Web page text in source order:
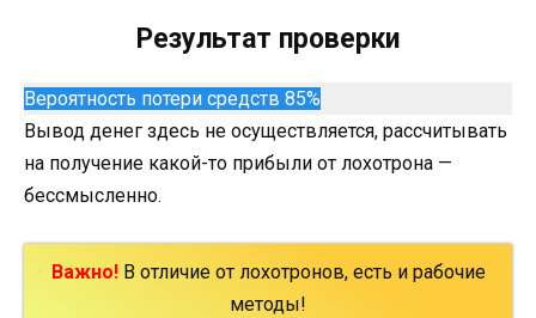
Результат проверки
Вероятность потери средств 85%
Вывод денег здесь не осуществляется, рассчитывать
на получение какой-то прибыли от лохотрона —
бессмысленно.
Важно!В отличие от лохотронов, есть и рабочие
методы!